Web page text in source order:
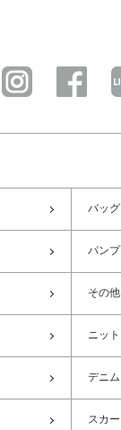
バッグ
パンプ
その
ニット
デニム
スカー